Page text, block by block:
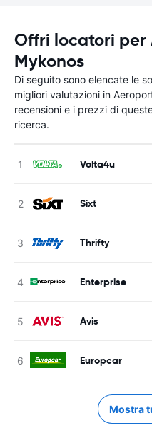
Offri locatori per
Mykonos
Di seguito sono elencate le
migliori valutazioni in
recensioni e i prezzi di
ricerca.
Volta4u
Sixt
Thrifty
Enterprise
Avis
Europcar
Mostra